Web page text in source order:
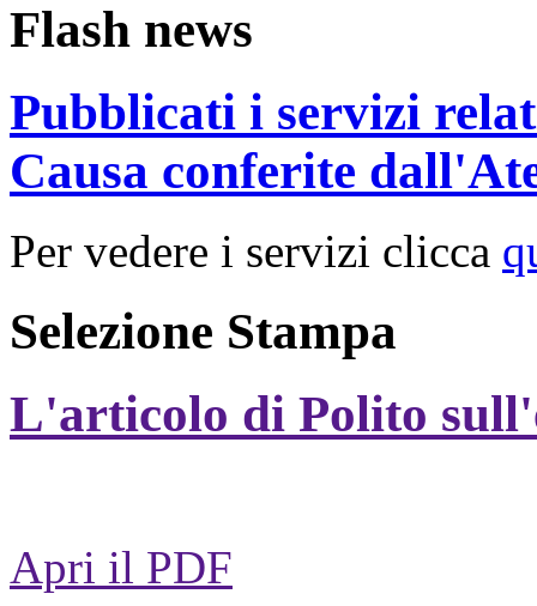
Flash news
Pubblicati i servizi
Causa conferite
Per vedere i servizi clicca
Selezione Stampa
L'articolo di Polito
Apri il PDF